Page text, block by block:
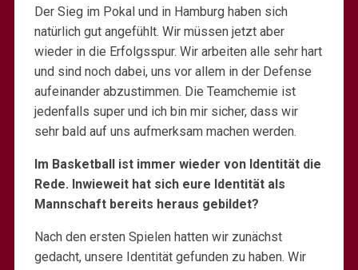
Der Sieg im Pokal und in Hamburg haben sich
natürlich gut angefühlt. Wir müssen jetzt aber
wieder in die Erfolgsspur. Wir arbeiten alle sehr hart
und sind noch dabei, uns vor allem in der Defense
aufeinander abzustimmen. Die Teamchemie ist
jedenfalls super und ich bin mir sicher, dass wir
sehr bald auf uns aufmerksam machen werden.
Im Basketball ist immer wieder von Identität die
Rede. Inwieweit hat sich eure Identität als
Mannschaft bereits heraus gebildet?
Nach den ersten Spielen hatten wir zunächst
gedacht, unsere Identität gefunden zu haben. Wir